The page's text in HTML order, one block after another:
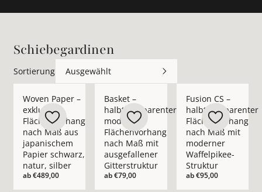
Schiebegardinen
Sortierung Ausgewählt
Woven Paper –
exklusiver
Flächenvorhang
nach Maß aus
japanischem
Papier schwarz,
natur, silber
ab€489,00
Basket –
halbtransparenter
moderner
Flächenvorhang
nach Maß mit
ausgefallener
Gitterstruktur
ab€79,00
Fusion CS –
halbtransparenter
Flächenvorhang
nach Maß mit
moderner
Waffelpikee-
Struktur
ab€95,00